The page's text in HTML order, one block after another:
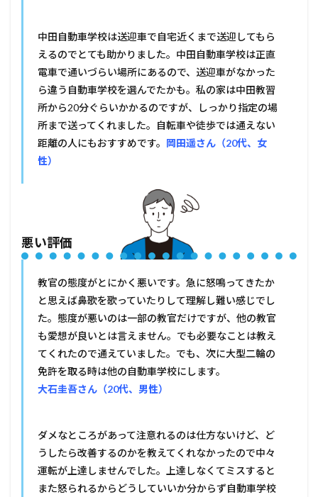
中田自動車学校は送迎車で自宅近くまで送迎してもら
えるのでとても助かりました。中田自動車学校は正直
電車で通いづらい場所にあるので、送迎車がなかった
ら違う自動車学校を選んでたかも。私の家は中田教習
所から20分ぐらいかかるのですが、しっかり指定の場
所まで送ってくれました。自転車や徒歩では通えない
距離の人にもおすすめです。 岡田遥さん（20代、女
性）
悪い評価
教官の態度がとにかく悪いです。急に怒鳴ってきたか
と思えば鼻歌を歌っていたりして理解し難い感じでし
た。態度が悪いのは一部の教官だけですが、他の教官
も愛想が良いとは言えません。でも必要なことは教え
てくれたので通えていました。でも、次に大型二輪の
免許を取る時は他の自動車学校にします。
大石圭吾さん（20代、男性）
ダメなところがあって注意れるのは仕方ないけど、ど
うしたら改善するのかを教えてくれなかったので中々
運転が上達しませんでした。上達しなくてミスすると
また怒られるからどうしていいか分からず自動車学校